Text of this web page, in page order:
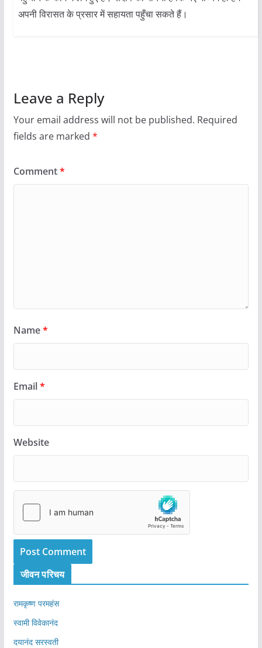
अपनी विरासत के प्रसार में सहायता पहुँचा सकते हैं।
Leave a Reply
Your email address will not be published. Required
fields are marked *
Comment*
Name*
Email*
Website
जीवन परिचय
रामकृष्ण परमहंस
स्वामी विवेकानंद
दयानंद सरस्वती